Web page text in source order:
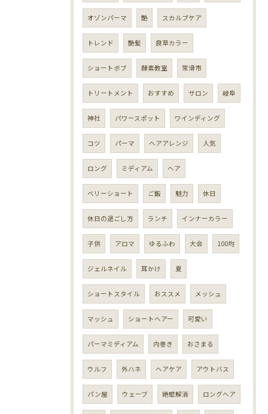
オゾンパーマ 艶 スカルプケア
トレンド 艶髪 良草カラー
ショートボブ 酵素教室 常滑市
トリートメント おすすめ サロン 岐阜
神社 パワースポット ワインディング
コツ パーマ ヘアアレンジ 人気
ロング ミディアム ヘア
ベリーショート ご飯 魅力 休日
休日の過ごし方 ランチ インナーカラー
子供 アロマ ゆるふわ 大会 100均
ジェルネイル 耳かけ 夏
ショートスタイル おススメ メッシュ
マッシュ ショートヘアー 可愛い
パーマミディアム 内巻き おさまる
ウルフ 外ハネ ヘアケア アウトバス
パン屋 ウェーブ 絶壁解消 ロングヘア